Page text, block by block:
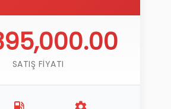
SATIŞ FIYATI